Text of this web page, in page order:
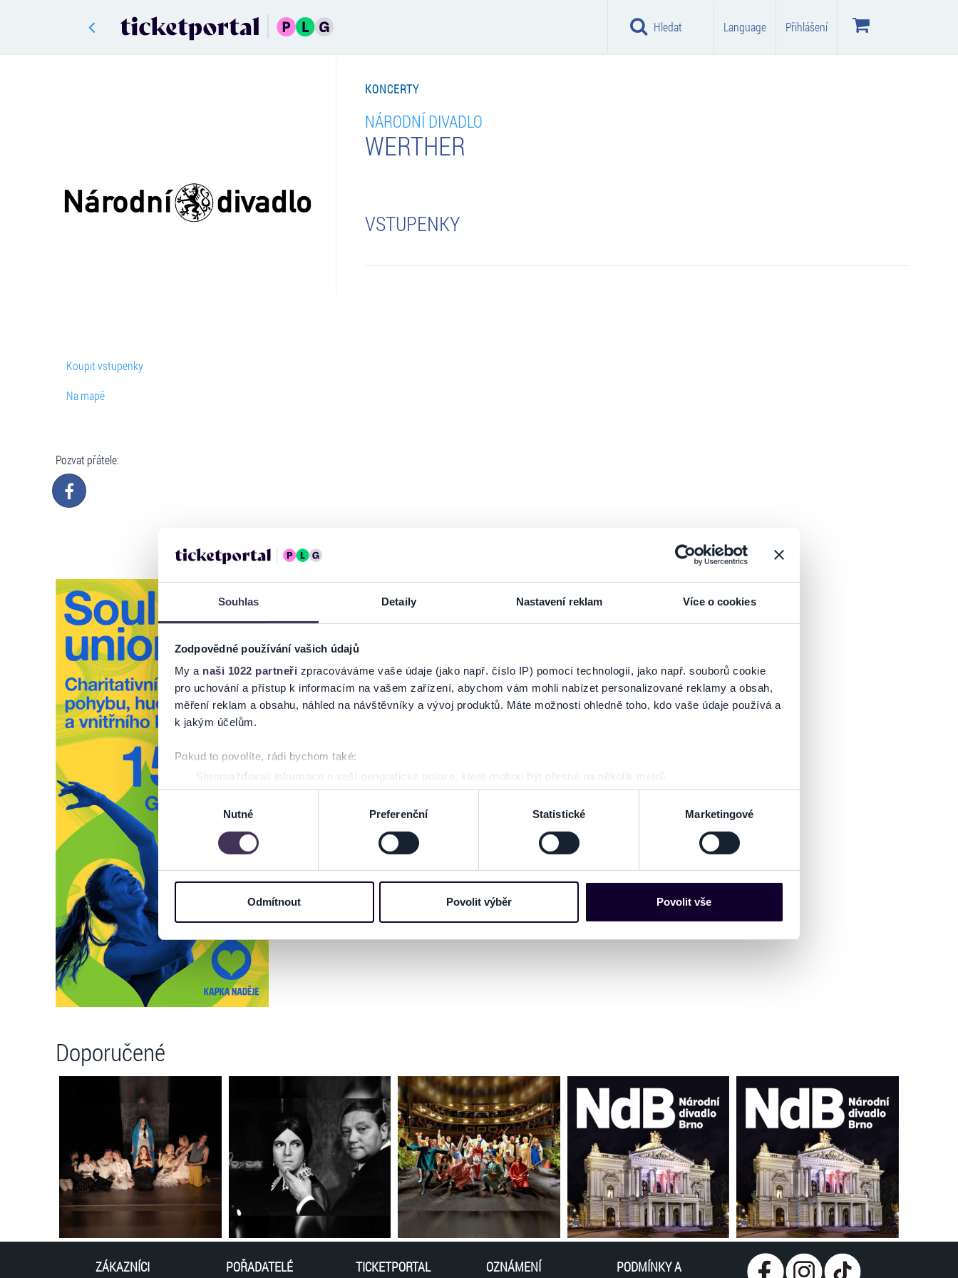
Souhlas Detaily Nastavení reklam Více o cookies
Zodpovědné používání vašich údajů
My a naši 1022 partneři zpracováváme vaše údaje (jako např. číslo IP) pomocí technologií, jako např. souborů cookie
pro uchování a přístup k informacím na vašem zařízení, abychom vám mohli nabízet personalizované reklamy a obsah,
měření reklam a obsahu, náhled na návštěvníky a vývoj produktů. Máte možnosti ohledně toho, kdo vaše údaje používá a
k jakým účelům.
Pokud to povolíte, rádi bychom také:
Shromažďovali informace o vaší geografické poloze, které mohou být přesné na několik metrů
Identifikovali vaše zařízení pomocí aktivního skenování pro konkrétní charakteristiky (otisk prstu)
Zjistěte více o tom, jak zpracováváme vaše osobní údaje, a nastavte si předvolby v
části s podrobnostmi. Svůj souhlas
můžete kdykoliv změnit nebo odvolat v části Prohlášení o souborech cookie.
informace o vašem zařízení nebo vaší aktivitě na našich webových stránkách. Tyto informace mohou představovat
osobní údaje. Získané informace používáme např. k analýze návštěvnosti webu nebo k personalizaci obsahu a reklam.
Jaké typy cookies používáme, naleznete níže. Možnosti zpracování upravíte zaškrtnutím příslušné varianty. Svoji volbu
můžete kdykoliv změnit v zápatí stránky v záložce „Cookies a jejich nastavení“.
Výběr
souhlasu
Nutné Preferenční Statistické Marketingové
Odmítnout Povolit výběr Povolit vše
Hledat Language Přihlášení
Koupit vstupenky
Na mapě
Pozvat přátele:
KONCERTY
NÁRODNÍ DIVADLO
WERTHER
VSTUPENKY
Doporučené
ZÁKAZNÍCI POŘADATELÉ TICKETPORTAL OZNÁMENÍ
PODMÍNKY A